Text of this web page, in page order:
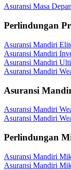
Asuransi Masa
Perlindungan
Asuransi Mandiri
Asuransi Mandiri
Asuransi Mandiri
Asuransi Mandiri
Asuransi
Asuransi Mandiri
Asuransi Mandiri
Perlindungan
Asuransi Mandiri
Asuransi Mandiri